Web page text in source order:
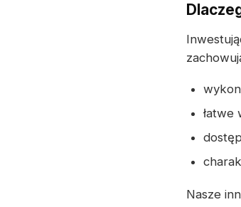
łatwe
Nasze